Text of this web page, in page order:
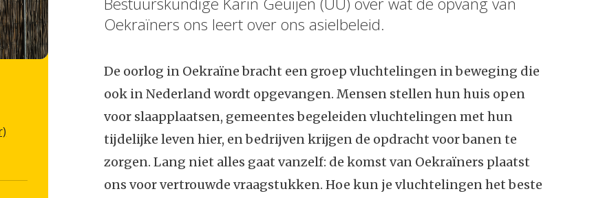
Oekraïners ons leert over ons asielbeleid.
De oorlog in Oekraïne bracht een groep vluchtelingen in beweging die
ook in Nederland wordt opgevangen. Mensen stellen hun huis open
voor slaapplaatsen, gemeentes begeleiden vluchtelingen met hun
tijdelijke leven hier, en bedrijven krijgen de opdracht voor banen te
zorgen. Lang niet alles gaat vanzelf: de komst van Oekraïners plaatst
ons voor vertrouwde vraagstukken. Hoe kun je vluchtelingen het beste